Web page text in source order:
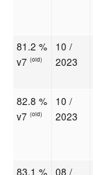
81.2 %
v7(old)
10 /
2023
82.8 %
v7(old)
10 /
2023
83.1 %
08 /